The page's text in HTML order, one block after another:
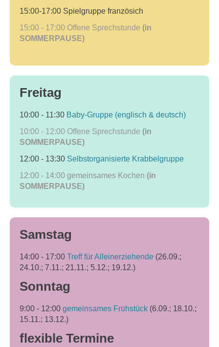
15:00-17:00 Spielgruppe französich
15:00 - 17:00 Offene Sprechstunde (in
SOMMERPAUSE)
Freitag
10:00 - 11:30 Baby-Gruppe (englisch & deutsch)
10:00 - 12:00 Offene Sprechstunde (in
SOMMERPAUSE)
12:00 - 13:30 Selbstorganisierte Krabbelgruppe
12:00 - 14:00 gemeinsames Kochen (in
SOMMERPAUSE)
Samstag
14:00 - 17:00 Treff für Alleinerziehende (26.09.;
24.10.; 7.11.; 21.11.; 5.12.; 19.12.)
Sonntag
9:00 - 12:00 gemeinsames Frühstück (6.09.; 18.10.;
15.11.; 13.12.)
flexible Termine